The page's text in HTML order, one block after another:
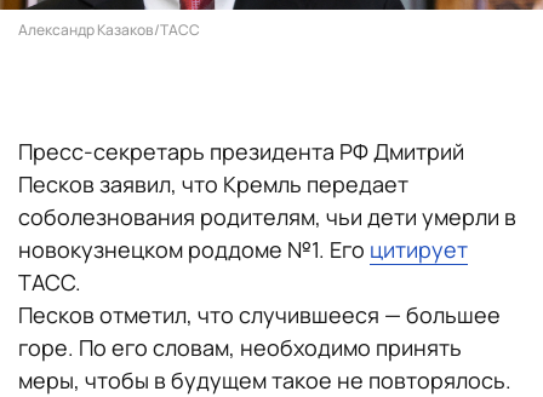
Александр Казаков/ТАСС
Пресс-секретарь президента РФ Дмитрий
Песков заявил, что Кремль передает
соболезнования родителям, чьи дети умерли в
новокузнецком роддоме №1. Его цитирует
ТАСС.
Песков отметил, что случившееся — большее
горе. По его словам, необходимо принять
меры, чтобы в будущем такое не повторялось.